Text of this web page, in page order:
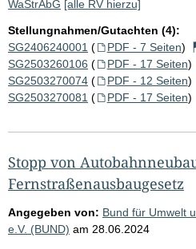
WaStrAbG [alle RV hierzu]
Stellungnahmen/Gutachten (4):
SG2406240001 ( PDF - 7 Seiten)
SG2503260106 ( PDF - 17 Seiten)
SG2503270074 ( PDF - 12 Seiten)
SG2503270081 ( PDF - 17 Seiten)
Stopp von
Fernstraßenausbaugesetz
Angegeben von: Bund für Umwelt
e.V. (BUND) am 28.06.2024